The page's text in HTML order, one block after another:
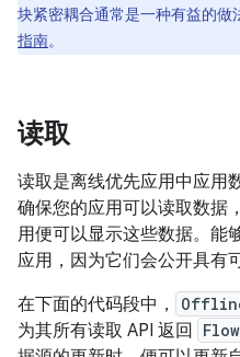
块紧密耦合通常是一种有益的做
指南。
读取
读取是离线优先应用中应用
确保您的应用可以读取数据
用便可以显示这些数据。能
应用，因为它们会公开具有
在下面的代码段中，
为其所有读取 API 返回
Flow